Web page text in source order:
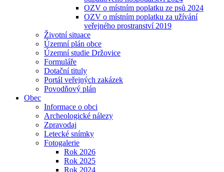
OZV o místním poplatku ze psů 2024
OZV o místním poplatku za užívání
veřejného prostranství 2019
Životní situace
Územní plán obce
Územní studie Držovice
Formuláře
Dotační tituly
Portál veřejných zakázek
Povodňový plán
Obec
Informace o obci
Archeologické nálezy
Zpravodaj
Letecké snímky
Fotogalerie
Rok 2026
Rok 2025
Rok 2024